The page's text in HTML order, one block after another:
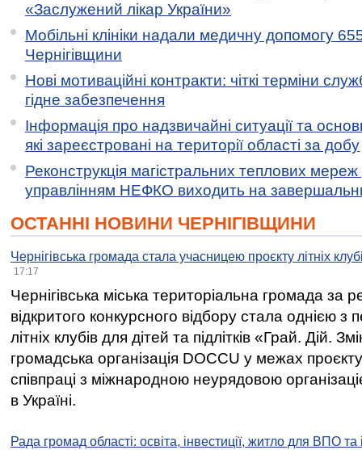
«Заслужений лікар України»
Мобільні клініки надали медичну допомогу
Чернігівщини
Нові мотиваційні контракти: чіткі терміни
гідне забезпечення
Інформація про надзвичайні ситуації та
які зареєстровані на території області за добу
Реконструкція магістральних теплових мереж
управлінням НЕФКО виходить на
ОСТАННІ НОВИНИ ЧЕРНІГІВЩИНИ
Чернігівська громада стала учасницею проєкту літніх
17:17
Чернігівська міська територіальна громада за
відкритого конкурсного відбору стала однією
літніх клубів для дітей та підлітків «Грай. Дій.
громадська організація DOCCU у межах
співпраці з міжнародною неурядовою
в Україні.
Рада громад області: освіта, інвестиції, житло для ВПО